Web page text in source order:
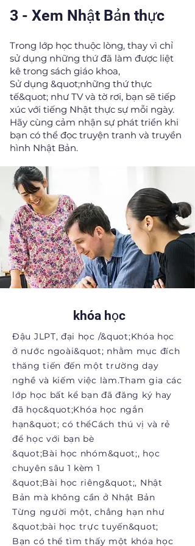
3 - Xem Nhật Bản thực
Trong lớp học thuộc lòng, thay vì chỉ
sử dụng những thứ đã làm được liệt
kê trong sách giáo khoa,
Sử dụng &quot;những thứ thực
tế&quot; như TV và tờ rơi, bạn sẽ tiếp
xúc với tiếng Nhật thực sự mỗi ngày.
Hãy cùng cảm nhận sự phát triển khi
bạn có thể đọc truyện tranh và truyền
hình Nhật Bản.
​ khóa học
Đậu JLPT, đại học /&quot;Khóa học
ở nước ngoài&quot; nhằm mục đích
thăng tiến đến một trường dạy
nghề và kiếm việc làm.Tham gia các
lớp học bất kể bạn đã đăng ký hay
đã học&quot;Khóa học ngắn
hạn&quot; có thểCách thú vị và rẻ
để học với bạn bè
&quot;Bài học nhóm&quot;, học
chuyên sâu 1 kèm 1
&quot;Bài học riêng&quot;, Nhật
Bản mà không cần ở Nhật Bản
Từng người một, chẳng hạn như
&quot;bài học trực tuyến&quot;
Bạn có thể tìm thấy một khóa học